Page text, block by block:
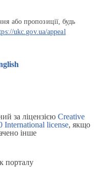
або пропозиції, будь
ukc.gov.ua/appeal
за ліцензією Creative
International license, якщо
інше
порталу